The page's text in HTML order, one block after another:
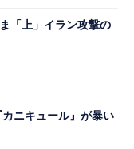
「上」イラン攻撃の
ニキュール』が暴い